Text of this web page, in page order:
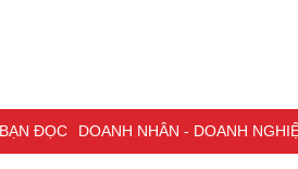
ĐỌC DOANH NHÂN - DOANH NGHIỆP